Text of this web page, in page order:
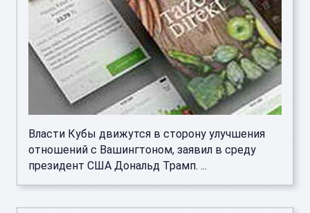
Власти Кубы движутся в сторону улучшения
отношений с Вашингтоном, заявил в среду
президент США Дональд Трамп. ...